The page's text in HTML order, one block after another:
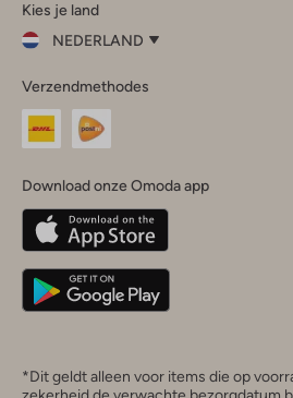
InstagramFacebook
Kies je land
NEDERLAND
je
land
Nederland
Belgique(Français)
Deutschland
Verzendmethodes
Download onze Omoda app
*Dit geldt alleen voor items die op